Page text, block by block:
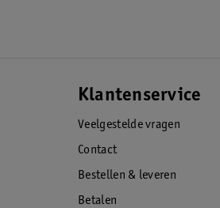
Klantenservice
Veelgestelde vragen
Contact
Bestellen & leveren
Betalen